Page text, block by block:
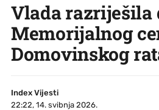
Vlada razriješila
Memorijalnog
Domovinskog
Index Vijesti
22:22, 14. svibnja 2026.